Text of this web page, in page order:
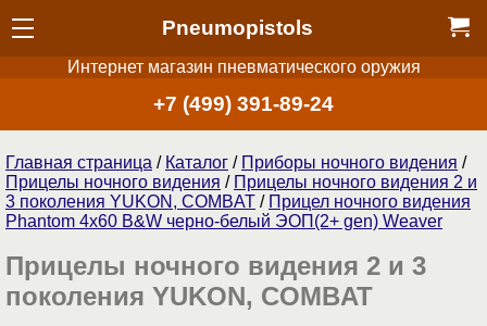
Pneumopistols
Интернет магазин пневматического оружия
+7 (499) 391-89-24
Главная страница / Каталог / Приборы ночного видения /
Прицелы ночного видения / Прицелы ночного видения 2 и
3 поколения YUKON, COMBAT / Прицел ночного видения
Phantom 4x60 B&W черно-белый ЭОП(2+ gen) Weaver
Прицелы ночного видения 2 и 3
поколения YUKON, COMBAT